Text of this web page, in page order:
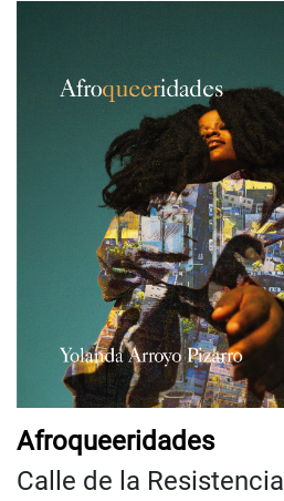
Afroqueeridades
Calle de la Resistencia